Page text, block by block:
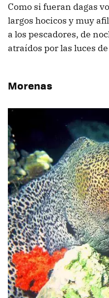
Como si fueran dagas
largos hocicos y muy
a los pescadores, de
atraídos por las luces
Morenas